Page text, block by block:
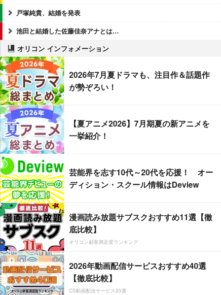
戸塚純貴、結婚を発表
池田と結婚した佐藤佳奈アナとは…
オリコン インフォメーション
2026年7月夏ドラマも、注目作＆話題作
が勢ぞろい！
【夏アニメ2026】7月期夏の新アニメを
一挙紹介！
芸能界を志す10代～20代を応援！ オー
ディション・スクール情報はDeview
漫画読み放題サブスクおすすめ11選【徹
底比較】
オリコン顧客満足度ランキング
2026年動画配信サービスおすすめ40選
【徹底比較】
CS動画配信サービス20選